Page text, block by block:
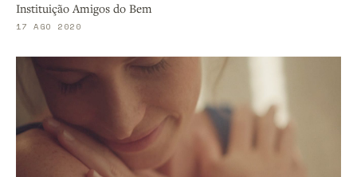
Instituição Amigos do Bem
17 AGO 2020